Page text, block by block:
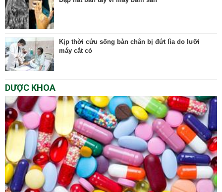
Kịp thời cứu sống bàn chân bị đứt lìa do lưỡi
máy cắt cỏ
DƯỢC KHOA